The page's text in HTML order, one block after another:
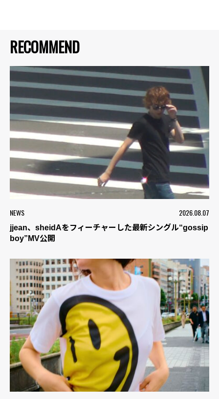
RECOMMEND
NEWS 2026.08.07
jjean、sheidAをフィーチャーした最新シングル“gossip
boy”MV公開